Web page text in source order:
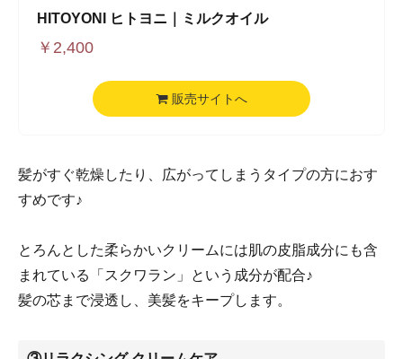
HITOYONI ヒトヨニ｜ミルクオイル
￥ 2,400
販売サイトへ
髪がすぐ乾燥したり、広がってしまうタイプの方におす
すめです♪
とろんとした柔らかいクリームには肌の皮脂成分にも含
まれている「スクワラン」という成分が配合♪
髪の芯まで浸透し、美髪をキープします。